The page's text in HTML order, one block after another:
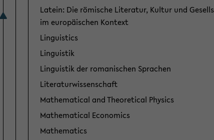
Latein: Die römische Literatur, Kultur und
im europäischen Kontext
Linguistics
Linguistik
Linguistik der romanischen Sprachen
Literaturwissenschaft
Mathematical and Theoretical Physics
Mathematical Economics
Mathematics